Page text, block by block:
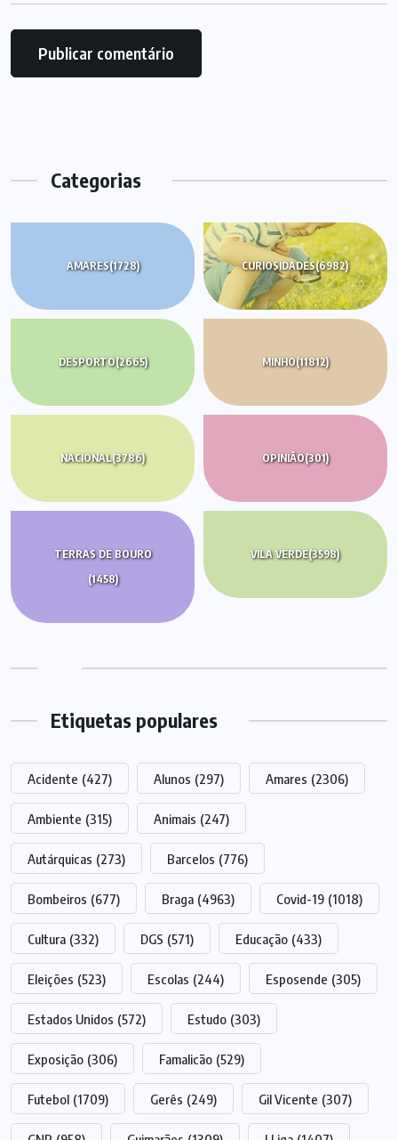
Categorias
AMARES(1728) CURIOSIDADES(6982)
DESPORTO(2665) MINHO(11812)
NACIONAL(3786) OPINIÃO(301)
TERRAS DE BOURO
(1458)
VILA VERDE(3598)
Etiquetas populares
Acidente (427) Alunos (297) Amares (2306)
Ambiente (315) Animais (247)
Autárquicas (273) Barcelos (776)
Bombeiros (677) Braga (4963) Covid-19 (1018)
Cultura (332) DGS (571) Educação (433)
Eleições (523) Escolas (244) Esposende (305)
Estados Unidos (572) Estudo (303)
Exposição (306) Famalicão (529)
Futebol (1709) Gerês (249) Gil Vicente (307)